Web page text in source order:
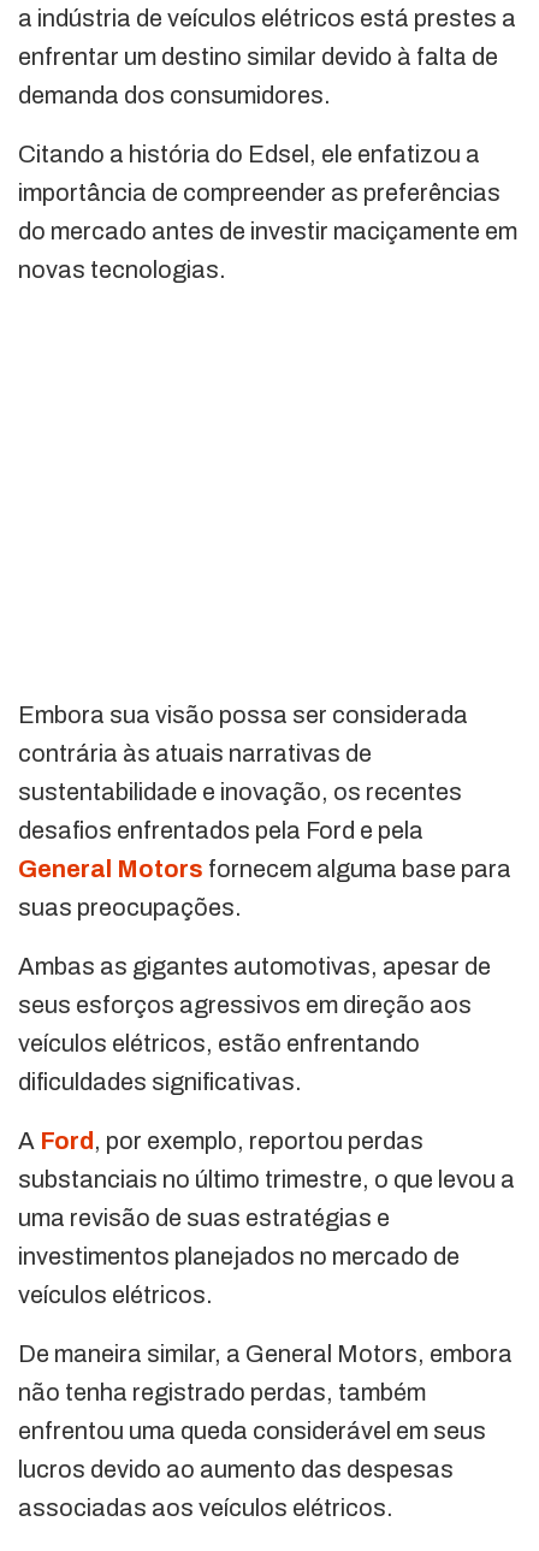
a indústria de veículos elétricos está prestes a
enfrentar um destino similar devido à falta de
demanda dos consumidores.
Citando a história do Edsel, ele enfatizou a
importância de compreender as preferências
do mercado antes de investir maciçamente em
novas tecnologias.
Embora sua visão possa ser considerada
contrária às atuais narrativas de
sustentabilidade e inovação, os recentes
desafios enfrentados pela Ford e pela
General Motors fornecem alguma base para
suas preocupações.
Ambas as gigantes automotivas, apesar de
seus esforços agressivos em direção aos
veículos elétricos, estão enfrentando
dificuldades significativas.
A Ford , por exemplo, reportou perdas
substanciais no último trimestre, o que levou a
uma revisão de suas estratégias e
investimentos planejados no mercado de
veículos elétricos.
De maneira similar, a General Motors, embora
não tenha registrado perdas, também
enfrentou uma queda considerável em seus
lucros devido ao aumento das despesas
associadas aos veículos elétricos.